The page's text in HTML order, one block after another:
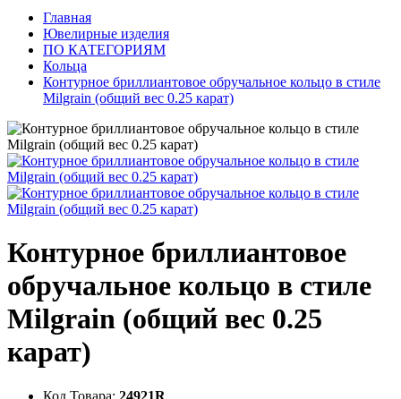
Главная
Ювелирные изделия
ПО КАТЕГОРИЯМ
Кольца
Контурное бриллиантовое обручальное кольцо в стиле
Milgrain (общий вес 0.25 карат)
Контурное бриллиантовое
обручальное кольцо в стиле
Milgrain (общий вес 0.25
карат)
Код Товара: 24921R